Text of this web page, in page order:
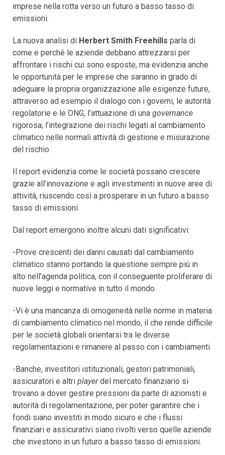
imprese nella rotta verso un futuro a basso tasso di
emissioni.
La nuova analisi di Herbert Smith Freehills parla di
come e perché le aziende debbano attrezzarsi per
affrontare i rischi cui sono esposte, ma evidenzia anche
le opportunità per le imprese che saranno in grado di
adeguare la propria organizzazione alle esigenze future,
attraverso ad esempio il dialogo con i governi, le autorità
regolatorie e le ONG; l’attuazione di una governance
rigorosa; l’integrazione dei rischi legati al cambiamento
climatico nelle normali attività di gestione e misurazione
del rischio.
Il report evidenzia come le società possano crescere
grazie all’innovazione e agli investimenti in nuove aree di
attività, riuscendo così a prosperare in un futuro a basso
tasso di emissioni.
Dal report emergono inoltre alcuni dati significativi:
-Prove crescenti dei danni causati dal cambiamento
climatico stanno portando la questione sempre più in
alto nell’agenda politica, con il conseguente proliferare di
nuove leggi e normative in tutto il mondo.
-Vi è una mancanza di omogeneità nelle norme in materia
di cambiamento climatico nel mondo, il che rende difficile
per le società globali orientarsi tra le diverse
regolamentazioni e rimanere al passo con i cambiamenti.
-Banche, investitori istituzionali, gestori patrimoniali,
assicuratori e altri playerdel mercato finanziario si
trovano a dover gestire pressioni da parte di azionisti e
autorità di regolamentazione, per poter garantire che i
fondi siano investiti in modo sicuro e che i flussi
finanziari e assicurativi siano rivolti verso quelle aziende
che investono in un futuro a basso tasso di emissioni.